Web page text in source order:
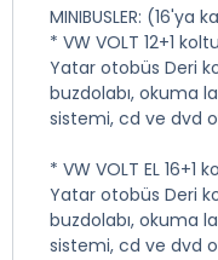
MINIBUSLER: (16'ya
* VW VOLT 12+1
Yatar otobüs Deri
buzdolabı, okuma
sistemi, cd ve dvd
* VW VOLT EL 16+1
Yatar otobüs Deri
buzdolabı, okuma
sistemi, cd ve dvd